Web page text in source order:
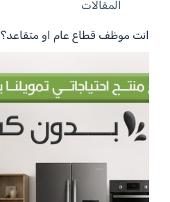
المقالات
انت موظف قطاع عام او متقاعد؟